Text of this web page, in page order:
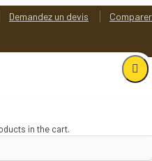
Demandez un devis Comparer
in the cart.